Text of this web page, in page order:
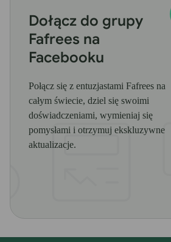
Dołącz do grupy
Fafrees na
Facebooku
Połącz się z entuzjastami Fafrees na
całym świecie, dziel się swoimi
doświadczeniami, wymieniaj się
pomysłami i otrzymuj ekskluzywne
aktualizacje.